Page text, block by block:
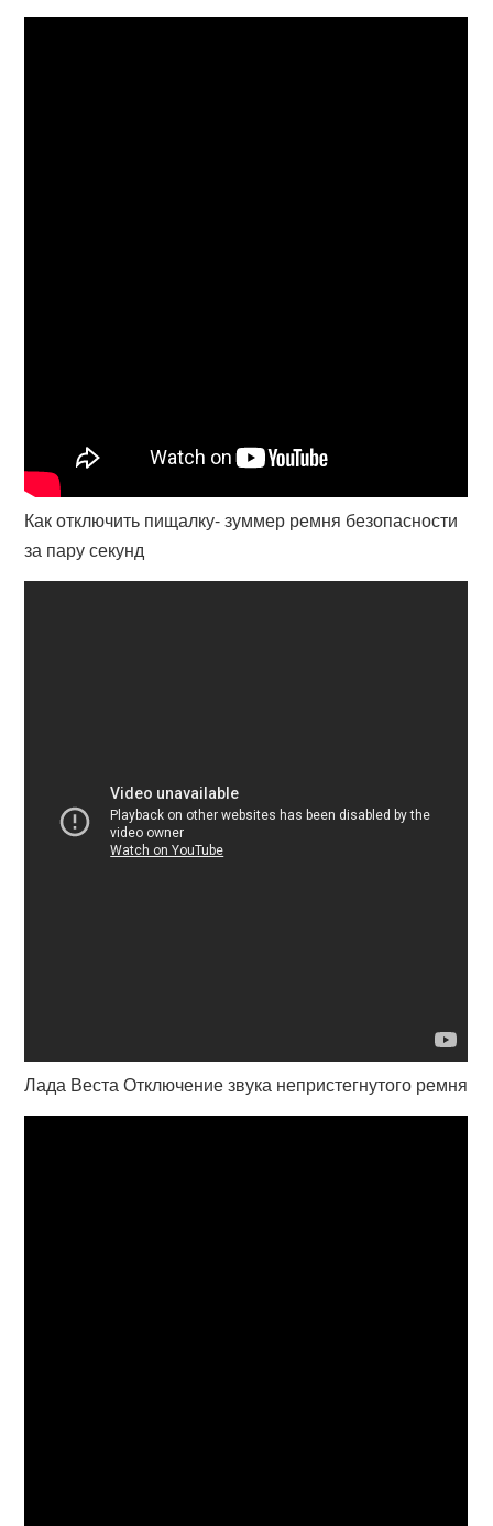
Как отключить пищалку- зуммер ремня безопасности
за пару секунд
Лада Веста Отключение звука непристегнутого ремня